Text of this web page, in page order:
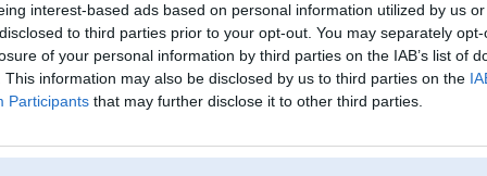
interest-based ads based on personal information utilized by us
to third parties prior to your opt-out. You may separately
of your personal information by third parties on the IAB’s list of
This information may also be disclosed by us to third parties on the
Participants that may further disclose it to other third parties.
Lietotājvārds:
pembits
Ziņojumi forumā:
252
[Pēdējie ziņojumi forumā]